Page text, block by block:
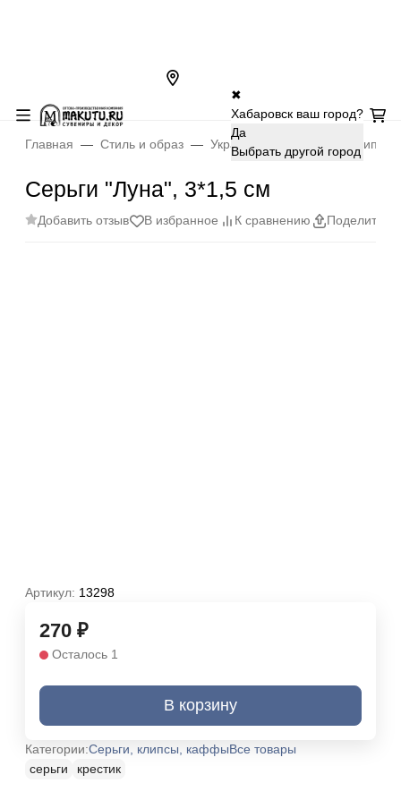
✖
Хабаровск ваш город?
Да
Выбрать другой город
Главная Стиль и образ Украшения Серьги,
Серьги "Луна", 3*1,5 см
Добавить отзыв В избранное К сравнению Поделиться
Артикул: 13298
270 ₽
Осталось 1
В корзину
Категории:Серьги, клипсы, каффыВсе товары
серьги
крестик